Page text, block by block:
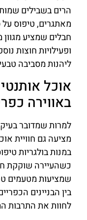
הרים בשבילים
מאתגרים, טיפוס
חבלים שמציע מגוון
ופעילויות חוצות
ליהנות מסביבה
אוכל
באווירה
למרות שמדובר
מציעה גם חוויית
במנות בולגריות
כשהעיירה שוקקת
שמציעות מטעמים
בין הבניינים
לחוות את התרבות